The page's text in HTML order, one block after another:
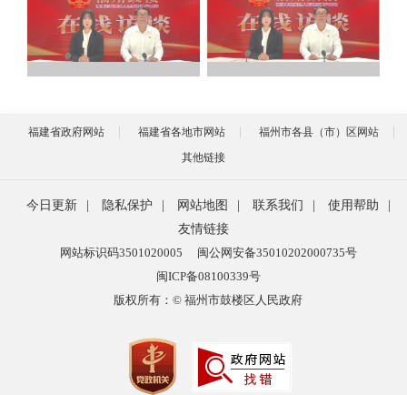
福建省政府网站 福建省各地市网站
福州市各县（市）区网站
其他链接
今日更新 隐私保护 网站地图 联系我们 使用帮助
友情链接
网站标识码3501020005
闽公网安备35010202000735号
闽ICP备08100339号
版权所有：© 福州市鼓楼区人民政府